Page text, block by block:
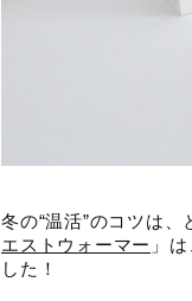
冬の“温活”のコツは
エストウォーマー 」
した！